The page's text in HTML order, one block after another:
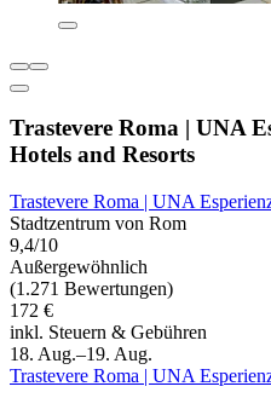
Trastevere Roma | UNA
Hotels and Resorts
Trastevere Roma | UNA
Stadtzentrum von Rom
9,4/10
Außergewöhnlich
(1.271 Bewertungen)
172 €
inkl. Steuern & Gebühren
18. Aug.–19. Aug.
Trastevere Roma | UNA